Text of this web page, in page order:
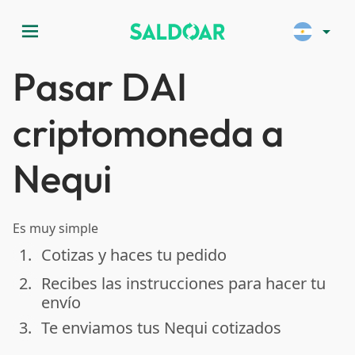
menu arrow_drop_down
Pasar DAI
criptomoneda a
Nequi
Es muy simple
done
1. Cotizas y haces tu pedido
done
2. Recibes las instrucciones para hacer tu
envío
done
3. Te enviamos tus Nequi cotizados